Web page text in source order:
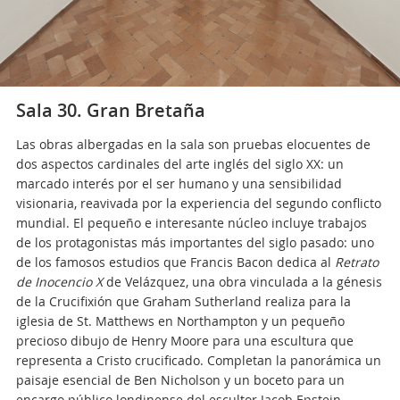
Sala 30. Gran Bretaña
Las obras albergadas en la sala son pruebas elocuentes de
dos aspectos cardinales del arte inglés del siglo XX: un
marcado interés por el ser humano y una sensibilidad
visionaria, reavivada por la experiencia del segundo conflicto
mundial. El pequeño e interesante núcleo incluye trabajos
de los protagonistas más importantes del siglo pasado: uno
de los famosos estudios que Francis Bacon dedica al Retrato
de Inocencio Xde Velázquez, una obra vinculada a la génesis
de la Crucifixión que Graham Sutherland realiza para la
iglesia de St. Matthews en Northampton y un pequeño
precioso dibujo de Henry Moore para una escultura que
representa a Cristo crucificado. Completan la panorámica un
paisaje esencial de Ben Nicholson y un boceto para un